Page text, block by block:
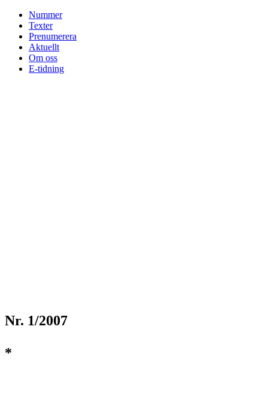
Skip
content
Nummer
Texter
Prenumerera
Aktuellt
Om oss
E-tidning
Nr. 1/2007
*